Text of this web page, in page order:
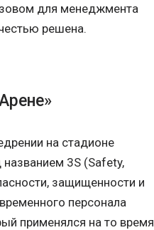
для менеджмента
решена.
на стадионе
3S (Safety,
защищенности и
персонала
применялся на то время